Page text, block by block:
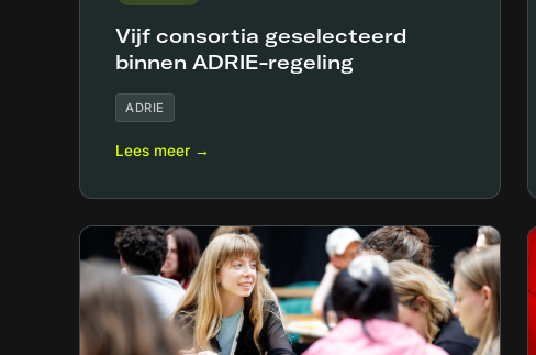
Vijf consortia geselecteerd
binnen ADRIE-regeling
ADRIE
Lees meer →